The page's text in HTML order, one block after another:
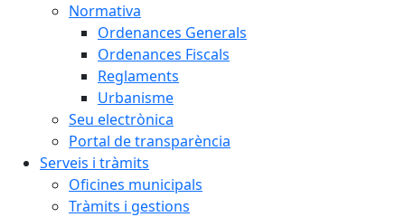
Normativa
Ordenances Generals
Ordenances Fiscals
Reglaments
Urbanisme
Seu electrònica
Portal de transparència
Serveis i tràmits
Oficines municipals
Tràmits i gestions